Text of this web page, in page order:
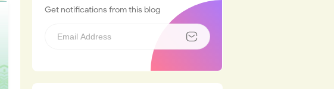
Get notifications from this blog